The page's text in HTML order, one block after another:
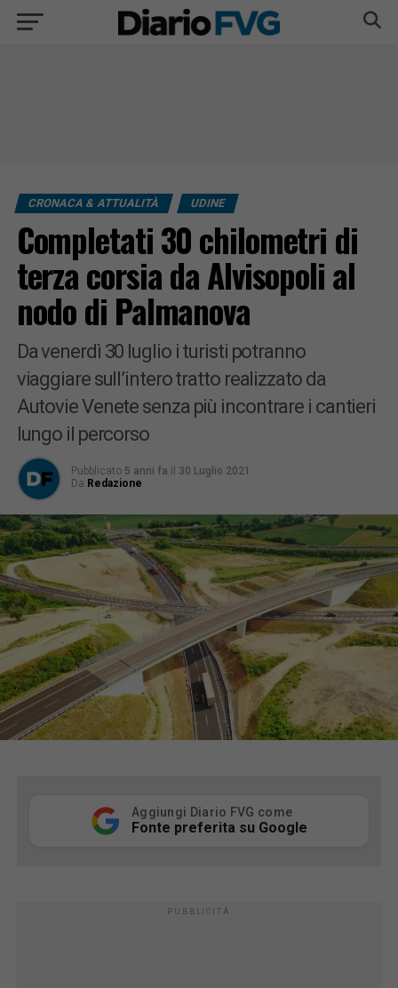
CRONACA & ATTUALITÀ UDINE
Completati 30 chilometri di
terza corsia da Alvisopoli al
nodo di Palmanova
Da venerdì 30 luglio i turisti potranno
viaggiare sull’intero tratto realizzato da
Autovie Venete senza più incontrare i cantieri
lungo il percorso
Pubblicato 5 anni fa il 30 Luglio 2021
Da Redazione
Aggiungi Diario FVG come
Fonte preferita su Google